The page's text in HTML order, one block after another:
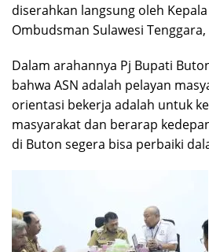
diserahkan langsung oleh
Ombudsman Sulawesi
Dalam arahannya Pj Bupati
bahwa ASN adalah pelayan
orientasi bekerja adalah untuk
masyarakat dan berarap
di Buton segera bisa perbaiki